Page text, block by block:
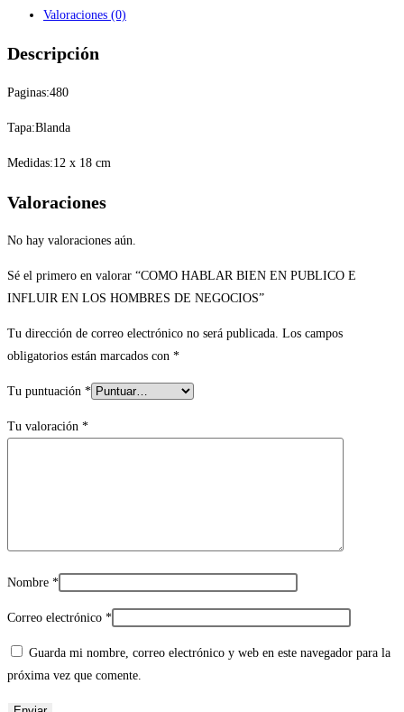
Valoraciones (0)
Descripción
Paginas:480
Tapa:Blanda
Medidas:12 x 18 cm
Valoraciones
No hay valoraciones aún.
Sé el primero en valorar “COMO HABLAR BIEN EN PUBLICO E
INFLUIR EN LOS HOMBRES DE NEGOCIOS”
Tu dirección de correo electrónico no será publicada. Los campos
obligatorios están marcados con *
Tu puntuación *
Tu valoración *
Nombre *
Correo electrónico *
Guarda mi nombre, correo electrónico y web en este navegador para la
próxima vez que comente.